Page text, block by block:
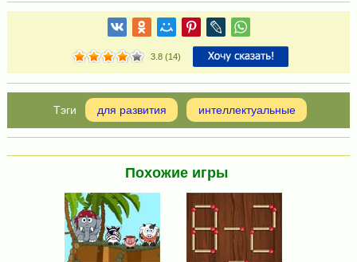
3.8(14)
для развития интеллектуальные
Похожие игры